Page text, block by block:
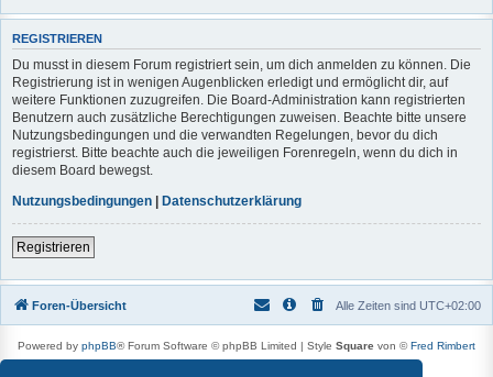
REGISTRIEREN
Du musst in diesem Forum registriert sein, um dich anmelden zu können. Die
Registrierung ist in wenigen Augenblicken erledigt und ermöglicht dir, auf
weitere Funktionen zuzugreifen. Die Board-Administration kann registrierten
Benutzern auch zusätzliche Berechtigungen zuweisen. Beachte bitte unsere
Nutzungsbedingungen und die verwandten Regelungen, bevor du dich
registrierst. Bitte beachte auch die jeweiligen Forenregeln, wenn du dich in
diesem Board bewegst.
Nutzungsbedingungen | Datenschutzerklärung
Registrieren
Foren-Übersicht Alle Zeiten sind UTC+02:00
Powered by phpBB® Forum Software © phpBB Limited | Style Square von ©Fred Rimbert